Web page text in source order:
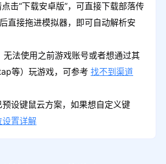
击“下载安卓版”，可直接下载部落传
直接拖进模拟器，即可自动解析安
法使用之前游戏账号或者想通过其
等）玩游戏，可参考 找不到渠道
设键鼠云方案，如果想自定义键
设置详解